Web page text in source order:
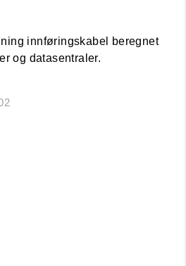
innføringskabel beregnet
og datasentraler.